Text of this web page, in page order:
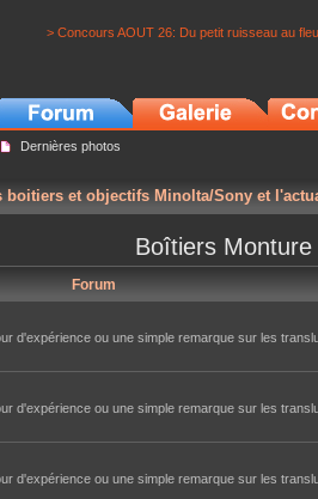
> Concours AOUT 26: Du petit ruisseau au
Dernières photos
boitiers et objectifs Minolta/Sony et
Boîtiers Monture
Forum
d'expérience ou une simple remarque sur les
d'expérience ou une simple remarque sur les
d'expérience ou une simple remarque sur les